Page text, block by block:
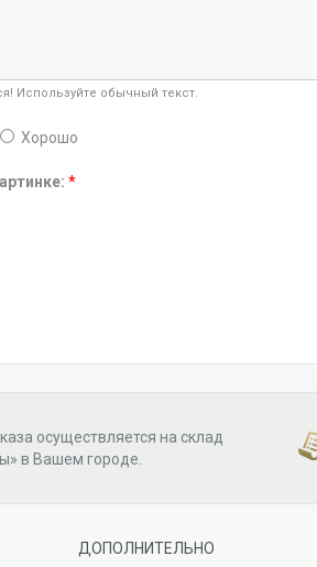
Используйте обычный текст.
Хорошо
*
осуществляется на склад
в Вашем городе.
ДОПОЛНИТЕЛЬНО